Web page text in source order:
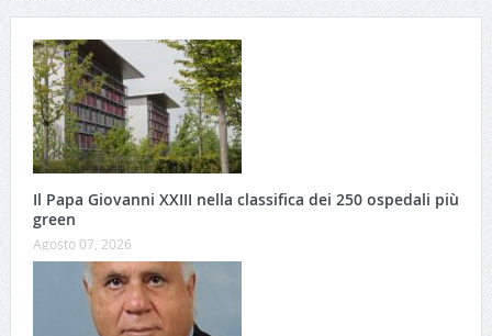
Il Papa Giovanni XXIII nella classifica dei 250 ospedali più
green
Agosto 07, 2026